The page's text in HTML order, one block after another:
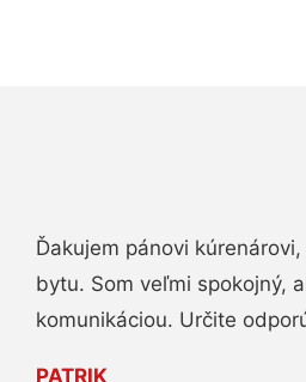
Ďakujem pánovi
bytu. Som veľmi spokojný,
komunikáciou. Určite
PATRIK